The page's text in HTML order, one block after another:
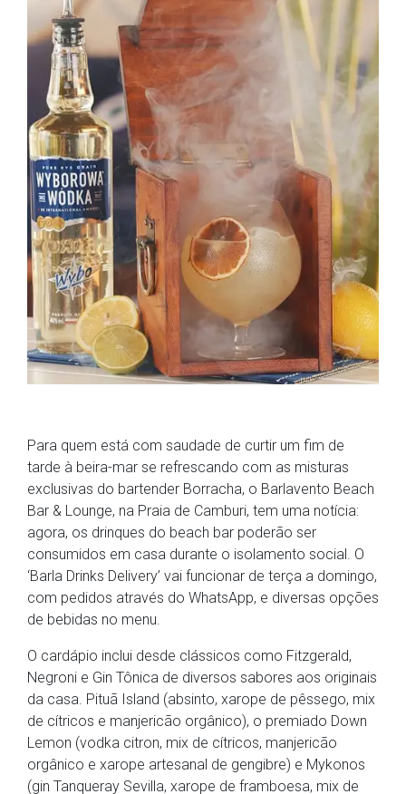
Para quem está com saudade de curtir um fim de
tarde à beira-mar se refrescando com as misturas
exclusivas do bartender Borracha, o Barlavento Beach
Bar & Lounge, na Praia de Camburi, tem uma notícia:
agora, os drinques do beach bar poderão ser
consumidos em casa durante o isolamento social. O
‘Barla Drinks Delivery’ vai funcionar de terça a domingo,
com pedidos através do WhatsApp, e diversas opções
de bebidas no menu.
O cardápio inclui desde clássicos como Fitzgerald,
Negroni e Gin Tônica de diversos sabores aos originais
da casa. Pituã Island (absinto, xarope de pêssego, mix
de cítricos e manjericão orgânico), o premiado Down
Lemon (vodka citron, mix de cítricos, manjericão
orgânico e xarope artesanal de gengibre) e Mykonos
(gin Tanqueray Sevilla, xarope de framboesa, mix de